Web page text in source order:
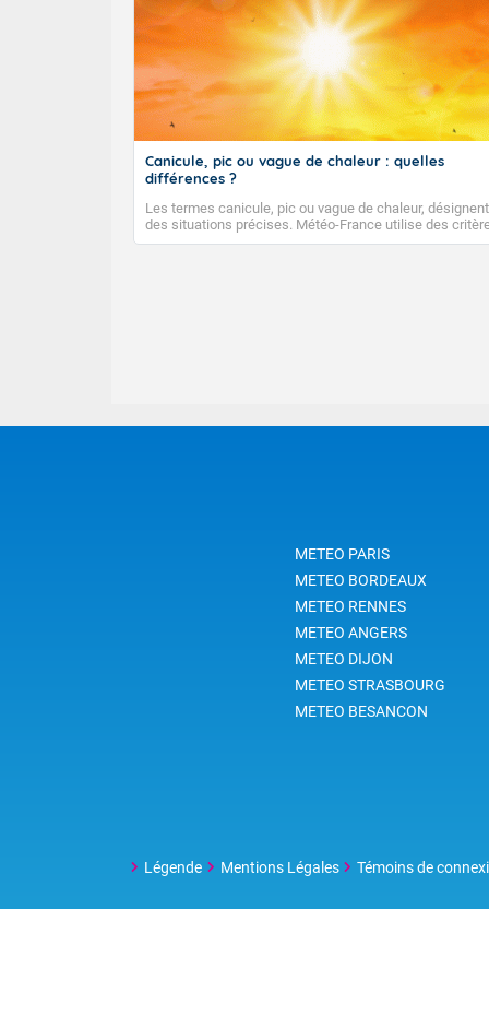
Canicule, pic ou vague de chaleur : quelles
différences ?
Les termes canicule, pic ou vague de chaleur, désignent
des situations précises. Météo-France utilise des
climatologiques pour évaluer et qualifier les épisodes de
METEO PARIS
METEO BORDEAUX
METEO RENNES
METEO ANGERS
METEO DIJON
METEO STRASBOURG
METEO BESANCON
Légende Mentions Légales Témoins de